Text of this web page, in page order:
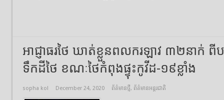
អាជ្ញាធរថៃ ឃាត់ខ្លួនពលករឡាវ ៣២នាក់
ទឹកដីថៃ ខណៈថៃកំពុងផ្ទុះកូវីដ-១៩ខ្លាំង
sopha kol December 24, 2020 ព័ត៌មានថ្មី, ព័ត៌មានអន្តរជាតិ